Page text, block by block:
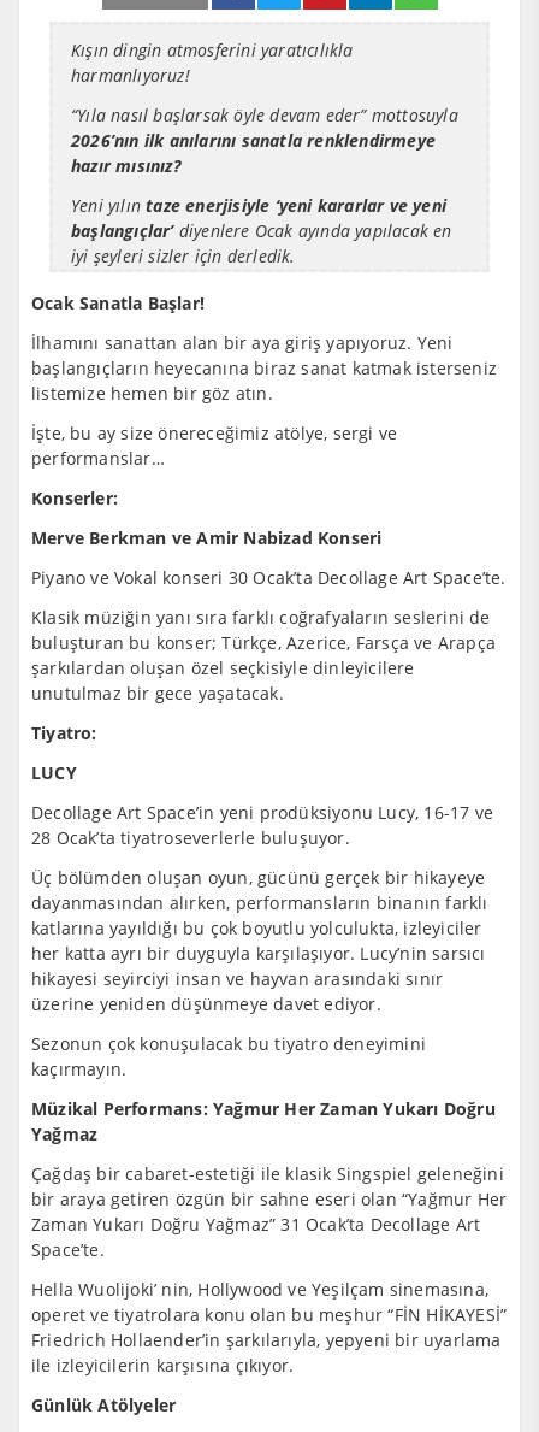
Kışın dingin atmosferini yaratıcılıkla
harmanlıyoruz!
“Yıla nasıl başlarsak öyle devam eder” mottosuyla
2026’nın ilk anılarını sanatla renklendirmeye
hazır mısınız?
Yeni yılıntaze enerjisiyle ‘yeni kararlar ve yeni
başlangıçlar’diyenlere Ocak ayında yapılacak en
iyi şeyleri sizler için derledik.
Ocak Sanatla Başlar!
İlhamını sanattan alan bir aya giriş yapıyoruz. Yeni
başlangıçların heyecanına biraz sanat katmak isterseniz
listemize hemen bir göz atın.
İşte, bu ay size önereceğimiz atölye, sergi ve
performanslar…
Konserler:
Merve Berkman ve Amir Nabizad Konseri
Piyano ve Vokal konseri 30 Ocak’ta Decollage Art Space’te.
Klasik müziğin yanı sıra farklı coğrafyaların seslerini de
buluşturan bu konser; Türkçe, Azerice, Farsça ve Arapça
şarkılardan oluşan özel seçkisiyle dinleyicilere
unutulmaz bir gece yaşatacak.
Tiyatro:
LUCY
Decollage Art Space’in yeni prodüksiyonu Lucy, 16-17 ve
28 Ocak’ta tiyatroseverlerle buluşuyor.
Üç bölümden oluşan oyun, gücünü gerçek bir hikayeye
dayanmasından alırken, performansların binanın farklı
katlarına yayıldığı bu çok boyutlu yolculukta, izleyiciler
her katta ayrı bir duyguyla karşılaşıyor. Lucy’nin sarsıcı
hikayesi seyirciyi insan ve hayvan arasındaki sınır
üzerine yeniden düşünmeye davet ediyor.
Sezonun çok konuşulacak bu tiyatro deneyimini
kaçırmayın.
Müzikal Performans: Yağmur Her Zaman Yukarı Doğru
Yağmaz
Çağdaş bir cabaret-estetiği ile klasik Singspiel geleneğini
bir araya getiren özgün bir sahne eseri olan “Yağmur Her
Zaman Yukarı Doğru Yağmaz” 31 Ocak’ta Decollage Art
Space’te.
Hella Wuolijoki’ nin, Hollywood ve Yeşilçam sinemasına,
operet ve tiyatrolara konu olan bu meşhur “FİN HİKAYESİ”
Friedrich Hollaender’in şarkılarıyla, yepyeni bir uyarlama
ile izleyicilerin karşısına çıkıyor.
Günlük Atölyeler